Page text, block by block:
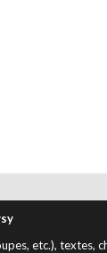
etc.),